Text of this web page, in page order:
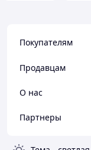
Покупателям
Продавцам
О нас
Партнеры